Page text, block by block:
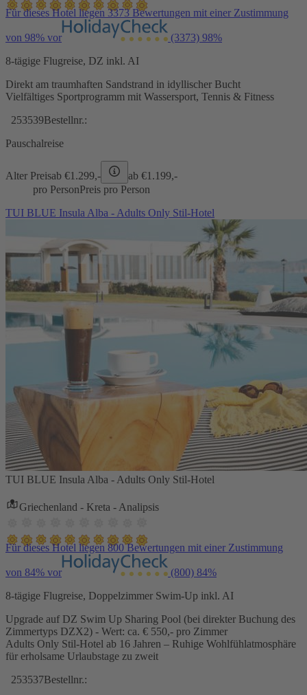
Für dieses Hotel liegen 3373 Bewertungen mit einer Zustimmung
von 98% vor (3373) 98%
8-tägige Flugreise, DZ inkl. AI
Direkt am traumhaften Sandstrand in idyllischer Bucht
Vielfältiges Sportprogramm mit Wassersport, Tennis & Fitness
253539Bestellnr.:
Pauschalreise
Alter Preisab €1.299,- ab €1.199,-
pro PersonPreis pro Person
TUI BLUE Insula Alba - Adults Only Stil-Hotel
TUI BLUE Insula Alba - Adults Only Stil-Hotel
Griechenland - Kreta - Analipsis
Für dieses Hotel liegen 800 Bewertungen mit einer Zustimmung
von 84% vor (800) 84%
8-tägige Flugreise, Doppelzimmer Swim-Up inkl. AI
Upgrade auf DZ Swim Up Sharing Pool (bei direkter Buchung des
Zimmertyps DZX2) - Wert: ca. € 550,- pro Zimmer
Adults Only Stil-Hotel ab 16 Jahren – Ruhige Wohlfühlatmosphäre
für erholsame Urlaubstage zu zweit
253537Bestellnr.: